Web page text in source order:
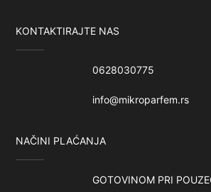
KONTAKTIRAJTE NAS
0628030775
info@mikroparfem.rs
NAČINI PLAĆANJA
GOTOVINOM PRI